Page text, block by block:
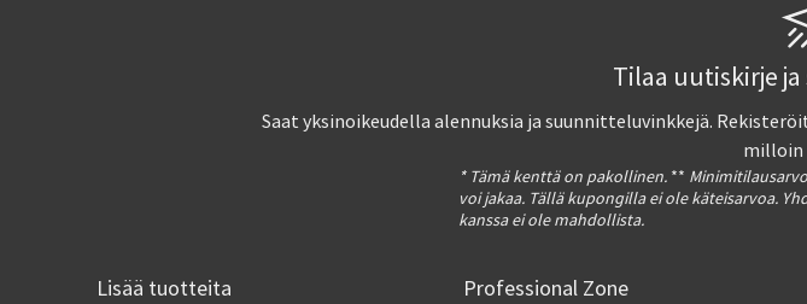
Tilaa uutiskirje
Saat yksinoikeudella alennuksia ja suunnitteluvinkkejä.
milloin
* Tämä kenttä on pakollinen. **
voi jakaa. Tällä kupongilla ei ole käteisarvoa.
kanssa ei ole mahdollista.
Lisää tuotteita Professional Zone